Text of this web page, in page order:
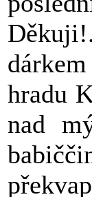
hradu
nad